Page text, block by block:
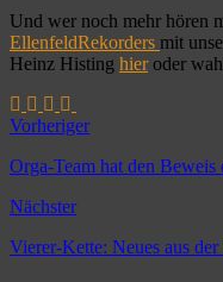
Und wer noch mehr hören
EllenfeldRekorders mit
Heinz Histing hieroder
Vorheriger
Orga-Team hat den
Nächster
Vierer-Kette: Neues aus der